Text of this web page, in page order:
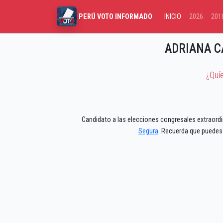
PERÚ VOTO INFORMADO INICIO 2026
ADRIANA
Candidato a las elecciones congresales
Segura. Recuerda que